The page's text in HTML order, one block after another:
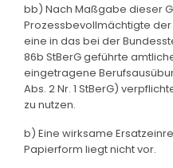
bb) Nach Maßgabe dieser
Prozessbevollmächtigte
eine in das bei der
86b StBerG geführte
eingetragene
Abs. 2 Nr. 1 StBerG)
zu nutzen.
b) Eine wirksame
Papierform liegt nicht vor.